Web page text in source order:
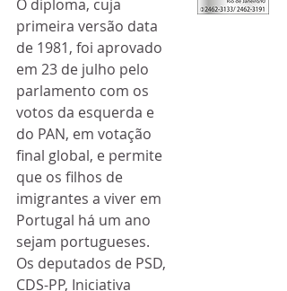
O diploma, cuja
primeira versão data
de 1981, foi aprovado
em 23 de julho pelo
parlamento com os
votos da esquerda e
do PAN, em votação
final global, e permite
que os filhos de
imigrantes a viver em
Portugal há um ano
sejam portugueses.
Os deputados de PSD,
CDS-PP, Iniciativa